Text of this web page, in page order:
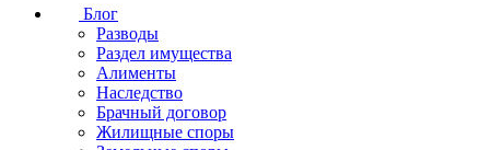
Блог
Разводы
Раздел имущества
Алименты
Наследство
Брачный договор
Жилищные споры